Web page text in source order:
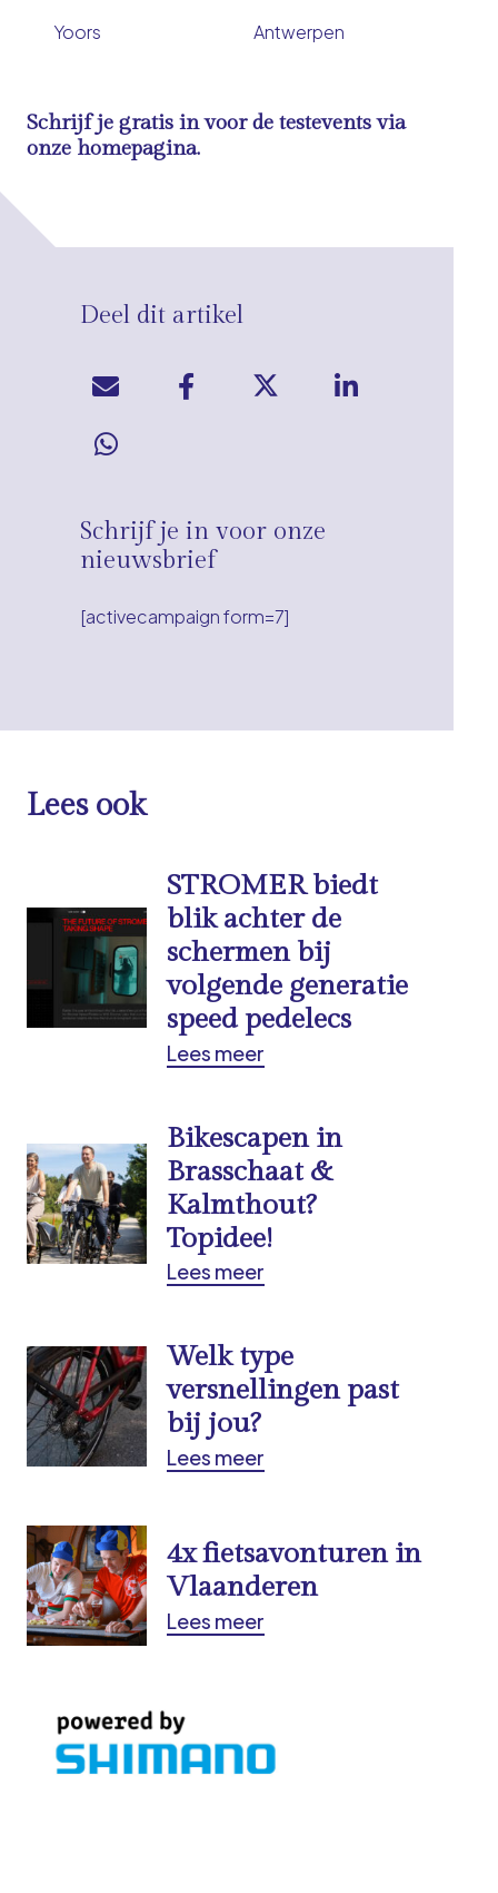
Yoors Antwerpen
Schrijf je gratis in voor de testevents via
onze homepagina.
Deel dit artikel
Schrijf je in voor onze
nieuwsbrief
[activecampaign form=7]
Lees ook
STROMER biedt
blik achter de
schermen bij
volgende generatie
speed pedelecs
Lees meer
Bikescapen in
Brasschaat &
Kalmthout?
Topidee!
Lees meer
Welk type
versnellingen past
bij jou?
Lees meer
4x fietsavonturen in
Vlaanderen
Lees meer